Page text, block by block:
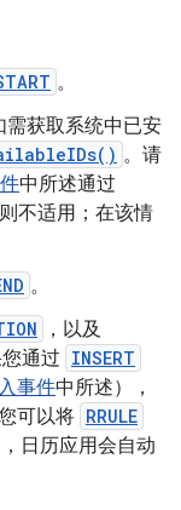
。
需获取系统中已安
。请
中所述通过
不适用；在该情
。
，以及
通过 INSERT
事件中所述），
可以将 RRULE
日历应用会自动